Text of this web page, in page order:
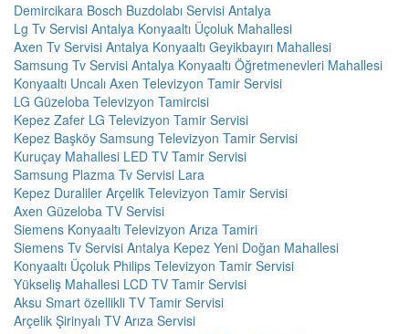
Demircikara Bosch Buzdolabı Servisi Antalya
Lg Tv Servisi Antalya Konyaaltı Üçoluk Mahallesi
Axen Tv Servisi Antalya Konyaaltı Geyikbayırı Mahallesi
Samsung Tv Servisi Antalya Konyaaltı Öğretmenevleri Mahallesi
Konyaaltı Uncalı Axen Televizyon Tamir Servisi
LG Güzeloba Televizyon Tamircisi
Kepez Zafer LG Televizyon Tamir Servisi
Kepez Başköy Samsung Televizyon Tamir Servisi
Kuruçay Mahallesi LED TV Tamir Servisi
Samsung Plazma Tv Servisi Lara
Kepez Duraliler Arçelik Televizyon Tamir Servisi
Axen Güzeloba TV Servisi
Siemens Konyaaltı Televizyon Arıza Tamiri
Siemens Tv Servisi Antalya Kepez Yeni Doğan Mahallesi
Konyaaltı Üçoluk Philips Televizyon Tamir Servisi
Yükseliş Mahallesi LCD TV Tamir Servisi
Aksu Smart özellikli TV Tamir Servisi
Arçelik Şirinyalı TV Arıza Servisi